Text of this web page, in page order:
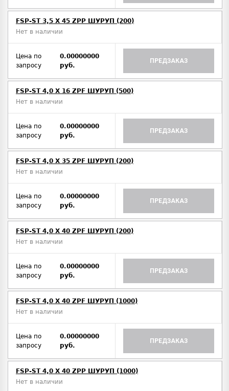
FSP-ST 3,5 X 45 ZPP ШУРУП (200)
Нет в наличии
Цена по
запросу
0.00000000
руб.
ПРЕДЗАКАЗ
FSP-ST 4,0 X 16 ZPF ШУРУП (500)
Нет в наличии
Цена по
запросу
0.00000000
руб.
ПРЕДЗАКАЗ
FSP-ST 4,0 X 35 ZPF ШУРУП (200)
Нет в наличии
Цена по
запросу
0.00000000
руб.
ПРЕДЗАКАЗ
FSP-ST 4,0 X 40 ZPF ШУРУП (200)
Нет в наличии
Цена по
запросу
0.00000000
руб.
ПРЕДЗАКАЗ
FSP-ST 4,0 X 40 ZPF ШУРУП (1000)
Нет в наличии
Цена по
запросу
0.00000000
руб.
ПРЕДЗАКАЗ
FSP-ST 4,0 X 40 ZPP ШУРУП (1000)
Нет в наличии